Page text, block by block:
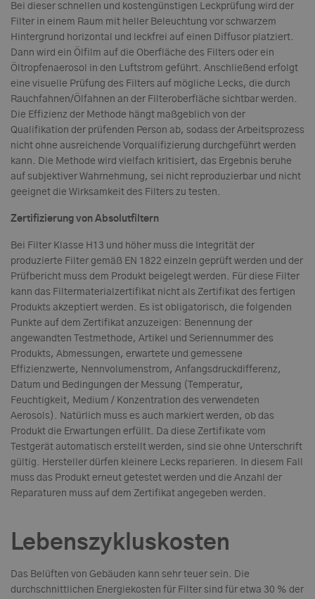
Bei dieser schnellen und kostengünstigen Leckprüfung wird der
Filter in einem Raum mit heller Beleuchtung vor schwarzem
Hintergrund horizontal und leckfrei auf einen Diffusor platziert.
Dann wird ein Ölfilm auf die Oberfläche des Filters oder ein
Öltropfenaerosol in den Luftstrom geführt. Anschließend erfolgt
eine visuelle Prüfung des Filters auf mögliche Lecks, die durch
Rauchfahnen/Ölfahnen an der Filteroberfläche sichtbar werden.
Die Effizienz der Methode hängt maßgeblich von der
Qualifikation der prüfenden Person ab, sodass der Arbeitsprozess
nicht ohne ausreichende Vorqualifizierung durchgeführt werden
kann. Die Methode wird vielfach kritisiert, das Ergebnis beruhe
auf subjektiver Wahrnehmung, sei nicht reproduzierbar und nicht
geeignet die Wirksamkeit des Filters zu testen.
Zertifizierung von Absolutfiltern
Bei Filter Klasse H13 und höher muss die Integrität der
produzierte Filter gemäß EN 1822 einzeln geprüft werden und der
Prüfbericht muss dem Produkt beigelegt werden. Für diese Filter
kann das Filtermaterialzertifikat nicht als Zertifikat des fertigen
Produkts akzeptiert werden. Es ist obligatorisch, die folgenden
Punkte auf dem Zertifikat anzuzeigen: Benennung der
angewandten Testmethode, Artikel und Seriennummer des
Produkts, Abmessungen, erwartete und gemessene
Effizienzwerte, Nennvolumenstrom, Anfangsdruckdifferenz,
Datum und Bedingungen der Messung (Temperatur,
Feuchtigkeit, Medium / Konzentration des verwendeten
Aerosols). Natürlich muss es auch markiert werden, ob das
Produkt die Erwartungen erfüllt. Da diese Zertifikate vom
Testgerät automatisch erstellt werden, sind sie ohne Unterschrift
gültig. Hersteller dürfen kleinere Lecks reparieren. In diesem Fall
muss das Produkt erneut getestet werden und die Anzahl der
Reparaturen muss auf dem Zertifikat angegeben werden.
Lebenszykluskosten
Das Belüften von Gebäuden kann sehr teuer sein. Die
durchschnittlichen Energiekosten für Filter sind für etwa 30 % der